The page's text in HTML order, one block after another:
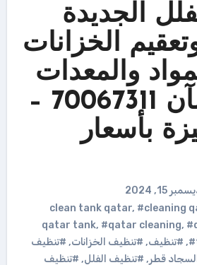
الجديدة
الخزانات
والمعدات
| اتصل الآن 70067311 –
بأسعار
15, 2024
, #cleaning
qatar tank, #qatar cleaning,
, #تنظيف, #تنظيف الخزانات, #تنظيف
قطر, #تنظيف الفلل, #تنظيف